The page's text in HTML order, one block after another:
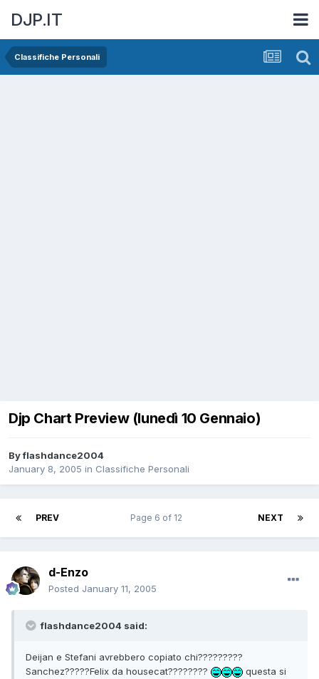
DJP.IT
Classifiche Personali
Djp Chart Preview (lunedì 10 Gennaio)
Byflashdance2004
January 8, 2005 in Classifiche Personali
PREV NEXT
Page 6 of 12
d-Enzo
Posted January 11, 2005
flashdance2004 said:
Deijan e Stefani avrebbero copiato chi?????????
Sanchez?????Felix da housecat????????
questa si